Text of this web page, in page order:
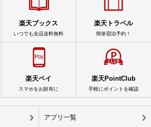
楽天ブックス
いつでも全品送料無料
楽天トラベル
簡単宿泊予約！
楽天ペイ
スマホをお財布に
楽天PointClub
手軽にポイントを確認
アプリ一覧